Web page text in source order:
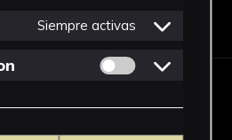
Siempre activas
Permitir cookies